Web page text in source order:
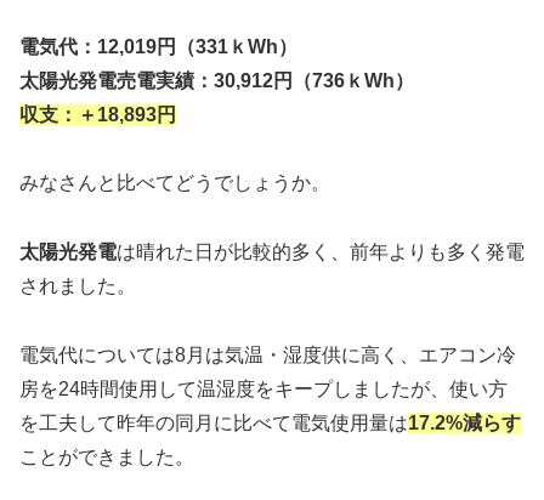
電気代：12,019円（331ｋWh）
太陽光発電売電実績： 30,912円（736ｋWh）
収支：＋18,893円
みなさんと比べてどうでしょうか。
太陽光発電は晴れた日が比較的多く、前年よりも多く発電
されました。
電気代については8月は気温・湿度供に高く、エアコン冷
房を24時間使用して温湿度をキープしましたが、使い方
を工夫して昨年の同月に比べて電気使用量は17.2%減らす
ことができました。